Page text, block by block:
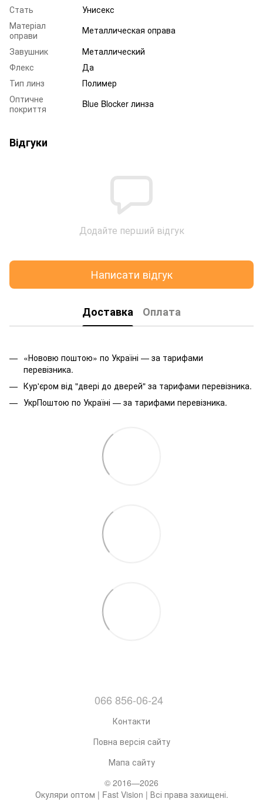
Стать
Унисекс
Матеріал
оправи
Металлическая оправа
Завушник
Металлический
Флекс
Да
Тип линз
Полимер
Оптичне
покриття
Blue Blocker линза
Відгуки
Додайте перший відгук
Написати відгук
Доставка Оплата
«Нововю поштою» по Україні — за тарифами
перевізника.
Кур'єром від "двері до дверей" за тарифами перевізника.
УкрПоштою по Україні — за тарифами перевізника.
066 856-06-24
Контакти
Повна версія сайту
Мапа сайту
© 2016—2026
Окуляри оптом | Fast Vision | Всі права захищені.